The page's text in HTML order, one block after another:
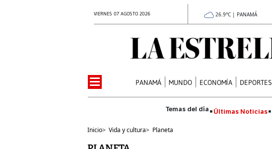
VIERNES 07 AGOSTO 2026 26.9°C | PANAMÁ
PANAMÁ MUNDO ECONOMÍA DEPORTES
Últimas Noticias
Inicio> Vida y cultura> Planeta